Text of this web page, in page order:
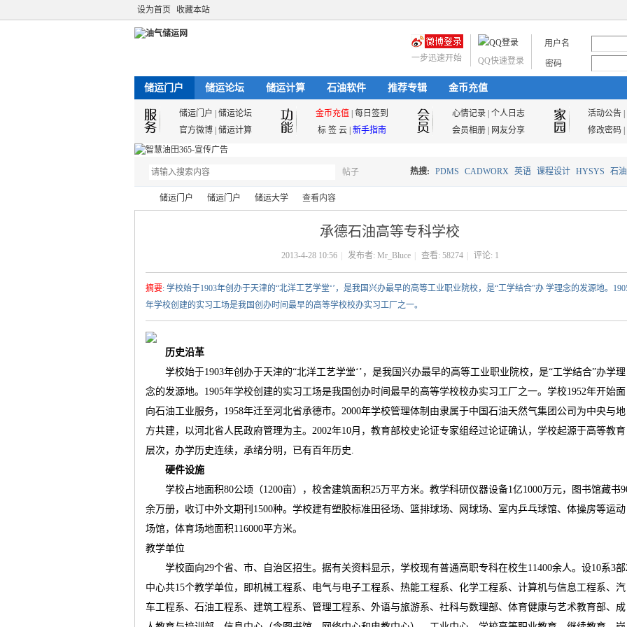
设为首页 收藏本站
用户名
密码
QQ快速登录
一步迅速开始
储运门户 储运论坛 储运计算 石油软件 推荐专辑 金币充值
储运门户 储运论坛 金币充值 每日签到 心情记录 个人日志 活动公告|
官方微博 储运计算 标 签 云 新手指南 会员相册 网友分享 修改密码|
帖子
索
热搜: PDMS CADWORX 英语 课程设计 HYSYS 石
储运门户 储运门户 储运大学
›
查看内容
承德石油高等专科学校
2013-4-28 10:56 发布者: Mr_Bluce 查看: 58274 评论: 1
摘要: 学校始于1903年创办于天津的“北洋工艺学堂‘’，是我国兴办最早的高等工业职业院校，是“工学结合”办 学理念的发源地。
年学校创建的实习工场是我国创办时间最早的高等学校校办实习工厂之一。
历史沿革
学校始于1903年创办于天津的“北洋工艺学堂‘’ ，是我国兴办最早的高等工业职业院校，是“工学结合”办学理
念的发源地。 1905年学校创建的实习工场是我国创办时间最早的高等学校校办实习工厂之一。学校1952年开始面
向石油工业服务， 1958年迁至河北省承德市。 2000年学校管理体制由隶属于中国石油天然气集团公司为中央与地
方共建，以河北省人民政府管理为主。 2002年10月，教育部校史论证专家组经过论证确认，学校起源于高等教育
层次，办学历史连续，承绪分明，已有百年历史.
硬件设施
学校占地面积80公顷（1200亩），校舍建筑面积25万平方米。教学科研仪器设备1亿1000万元，图书馆藏书
余万册，收订中外文期刊 1500种。学校建有塑胶标准田径场、篮排球场、网球场、室内乒乓球馆、体操房等运动
场馆，体育场地面积116000平方米。
教学单位
学校面向29个省、市、自治区招生。据有关资料显示，学校现有普通高职专科在校生11400余人。设10系3部
中心共15个教学单位，即机械工程系、电气与电子工程系、热能工程系、化学工程系、计算机与信息工程系、汽
车工程系、石油工程系、建筑工程系、管理工程系、外语与旅游系、社科与数理部、体育健康与艺术教育部、成